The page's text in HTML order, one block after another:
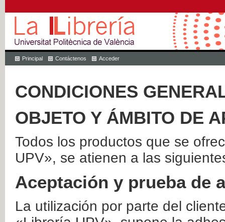
Principal Contáctenos Acceder
CONDICIONES
OBJETO Y ÁMBITO DE
Todos los productos que se
UPV», se atienen a las
Aceptación y prueba de
La utilización por parte del